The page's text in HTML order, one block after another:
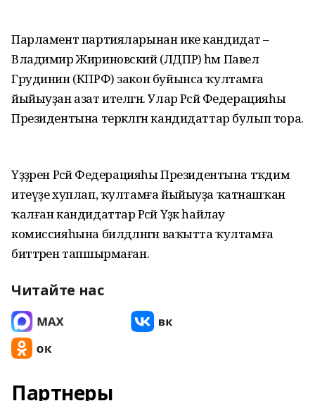
Парламент партияларынан ике кандидат –
Владимир Жириновский (ЛДПР) һәм Павел
Грудинин (КПРФ) закон буйынса ҡултамға
йыйыуҙан азат ителгән. Улар Рәсәй Федерацияһы
Президентына теркәлгән кандидаттар булып тора.
Үҙҙәрен Рәсәй Федерацияһы Президентына тәҡдим
итеүҙе хуплап, ҡултамға йыйыуҙа ҡатнашҡан
ҡалған кандидаттар Рәсәй Үҙәк һайлау
комиссияһына билдәләнгән ваҡытта ҡултамға
биттәрен тапшырмаған.
Читайте нас
Партнеры